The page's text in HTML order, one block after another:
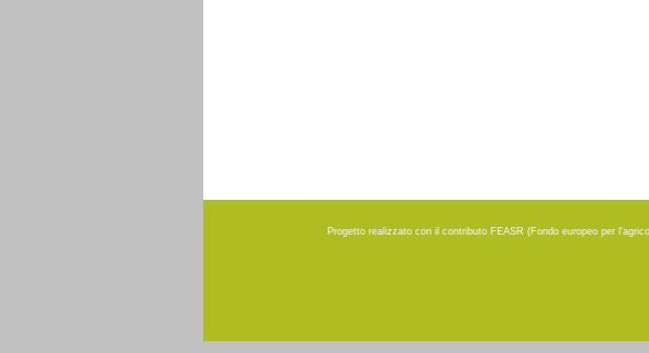
Progetto realizzato con il contributo FEASR (Fondo europeo per